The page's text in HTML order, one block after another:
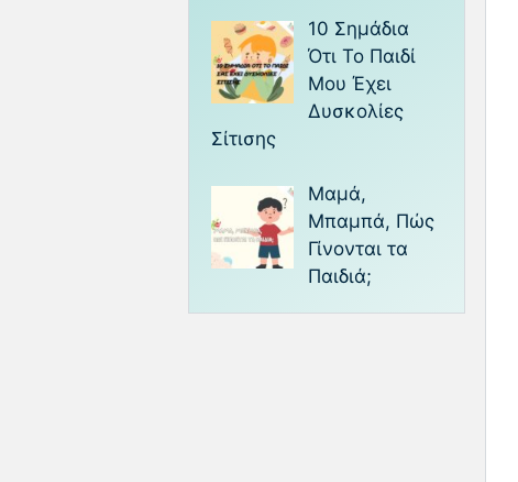
10 Σημάδια
Ότι Το Παιδί
Μου Έχει
Δυσκολίες
Σίτισης
Μαμά,
Μπαμπά, Πώς
Γίνονται τα
Παιδιά;